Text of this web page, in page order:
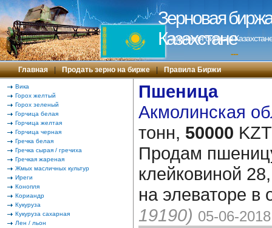
Зерновая
Казахстане
Зерновая биржа в
---
Главная | Продать зерно на бирже | Правила Биржи
Вика
Горох желтый
Горох зеленый
Горчица белая
Горчица желтая
Горчица черная
Гречка белая
Гречка сырая / гречиха
Гречкая жареная
Жмых масличных культур
Иреги
Конопля
Кориандр
Кукуруза
Кукуруза сахарная
Лен / льон
Пшеница
Акмолинская
тонн, 50000
Продам
клейковиной
на элеваторе
19190) 05-06-2018